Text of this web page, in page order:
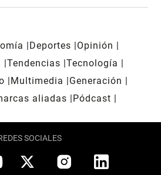
Deportes
Opinión
Tendencias Tecnología
Multimedia
Generación
aliadas
Pódcast
SOCIALES